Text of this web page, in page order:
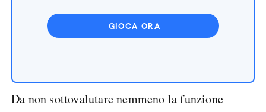
GIOCA ORA
Da non sottovalutare nemmeno la funzione